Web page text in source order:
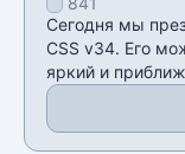
Сегодня мы
CSS v34. Его
яркий и